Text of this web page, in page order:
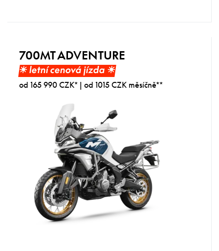
700MT ADVENTURE
☀︎ letní cenová jízda ☀︎
od 165 990 CZK* | od 1015 CZK měsíčně**